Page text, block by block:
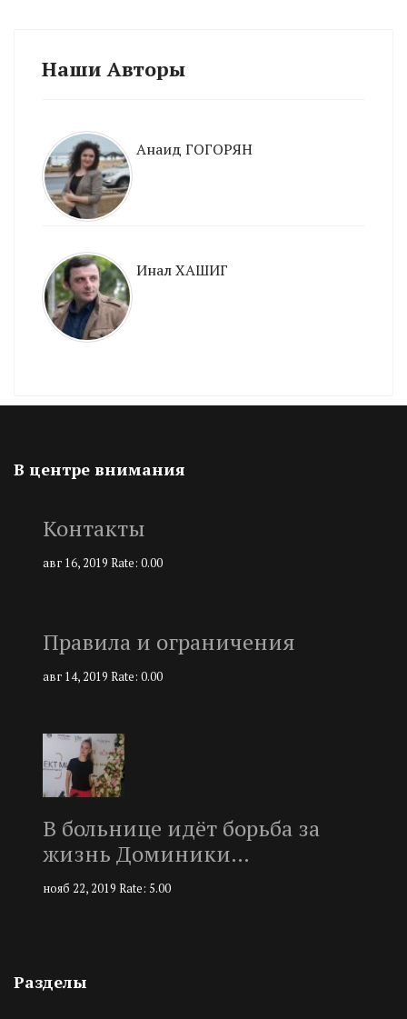
Наши Авторы
Анаид ГОГОРЯН
Инал ХАШИГ
В центре внимания
Контакты
авг 16, 2019 Rate: 0.00
Правила и ограничения
авг 14, 2019 Rate: 0.00
В больнице идёт борьба за
жизнь Доминики…
нояб 22, 2019 Rate: 5.00
Разделы